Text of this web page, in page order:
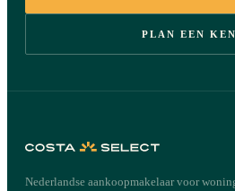
PLAN EEN
Nederlandse aankoopmakelaar voor